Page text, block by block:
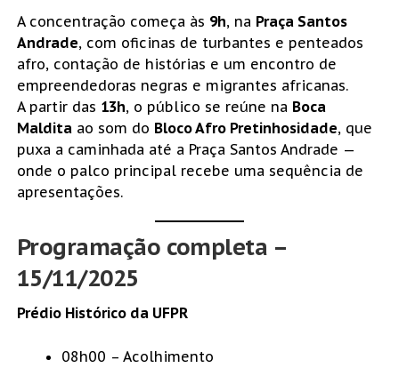
A concentração começa às 9h, na Praça Santos
Andrade, com oficinas de turbantes e penteados
afro, contação de histórias e um encontro de
empreendedoras negras e migrantes africanas.
A partir das 13h, o público se reúne na Boca
Maldita ao som do Bloco Afro Pretinhosidade, que
puxa a caminhada até a Praça Santos Andrade —
onde o palco principal recebe uma sequência de
apresentações.
Programação completa –
15/11/2025
Prédio Histórico da UFPR
08h00 – Acolhimento